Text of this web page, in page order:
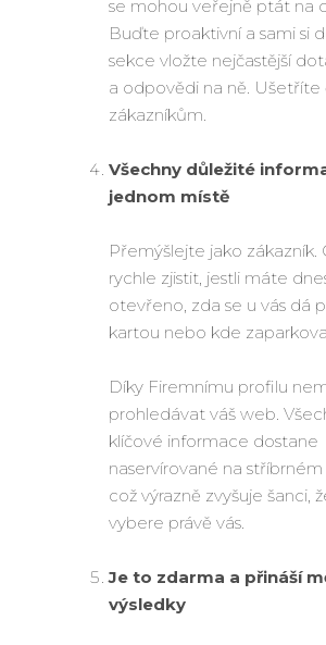
se mohou veřejně ptát na
Buďte proaktivní a sami si
sekce vložte nejčastější
a odpovědi na ně. Ušetříte
zákazníkům.
Všechny důležité
jednom místě
Přemýšlejte jako zákazník.
rychle zjistit, jestli máte
otevřeno, zda se u vás dá
kartou nebo kde
Díky Firemnímu profilu
prohledávat váš web.
klíčové informace dostane
naservírované na stříbrném
což výrazně zvyšuje šanci,
vybere právě vás.
Je to zdarma a přináší
výsledky